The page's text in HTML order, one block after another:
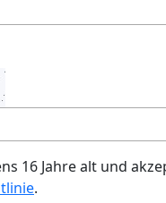
16 Jahre alt und
.